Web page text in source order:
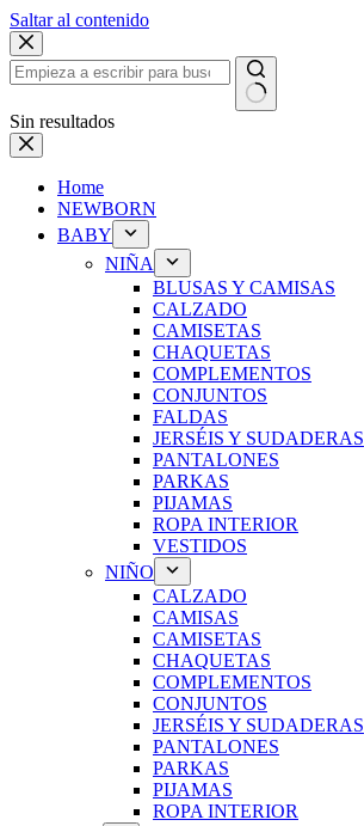
Saltar al contenido
Sin resultados
Home
NEWBORN
BABY
NIÑA
BLUSAS Y CAMISAS
CALZADO
CAMISETAS
CHAQUETAS
COMPLEMENTOS
CONJUNTOS
FALDAS
JERSÉIS Y SUDADERAS
PANTALONES
PARKAS
PIJAMAS
ROPA INTERIOR
VESTIDOS
NIÑO
CALZADO
CAMISAS
CAMISETAS
CHAQUETAS
COMPLEMENTOS
CONJUNTOS
JERSÉIS Y SUDADERAS
PANTALONES
PARKAS
PIJAMAS
ROPA INTERIOR